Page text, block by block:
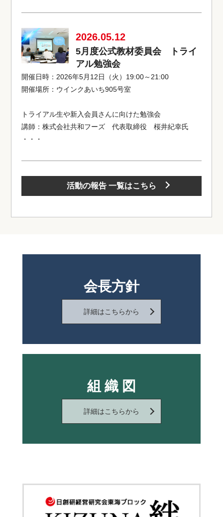
2026.05.12
5月度公式教材委員会 トライ
アル勉強会
開催日時：2026年5月12日（火）19:00～21:00
開催場所：ウインクあいち905号室
トライアル生や新入会員さんに向けた勉強会
講師：株式会社共和フーズ 代表取締役 桜井紀幸氏
・・・
活動の報告 一覧はこちら
会長方針
詳細はこちらから
組 織 図
詳細はこちらから